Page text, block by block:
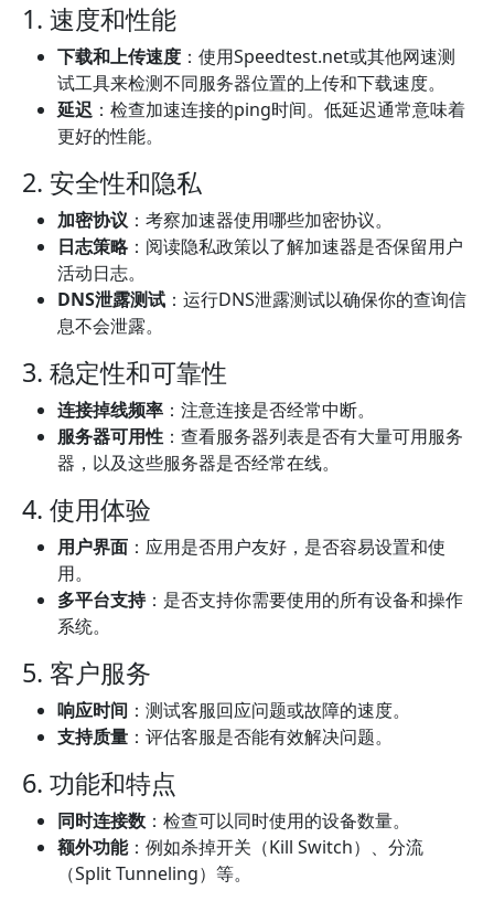
1. 速度和性能
下载和上传速度 ：使用Speedtest.net或其他网速测
试工具来检测不同服务器位置的上传和下载速度。
延迟 ：检查加速连接的ping时间。低延迟通常意味着
更好的性能。
2. 安全性和隐私
加密协议 ：考察加速器使用哪些加密协议。
日志策略：阅读隐私政策以了解加速器是否保留用户
活动日志。
DNS泄露测试 ：运行DNS泄露测试以确保你的查询信
息不会泄露。
3. 稳定性和可靠性
连接掉线频率 ：注意连接是否经常中断。
服务器可用性 ：查看服务器列表是否有大量可用服务
器，以及这些服务器是否经常在线。
4. 使用体验
用户界面 ：应用是否用户友好，是否容易设置和使
用。
多平台支持：是否支持你需要使用的所有设备和操作
系统。
5. 客户服务
响应时间 ：测试客服回应问题或故障的速度。
支持质量 ：评估客服是否能有效解决问题。
6. 功能和特点
同时连接数 ：检查可以同时使用的设备数量。
额外功能：例如杀掉开关（Kill Switch）、分流
（Split Tunneling）等。